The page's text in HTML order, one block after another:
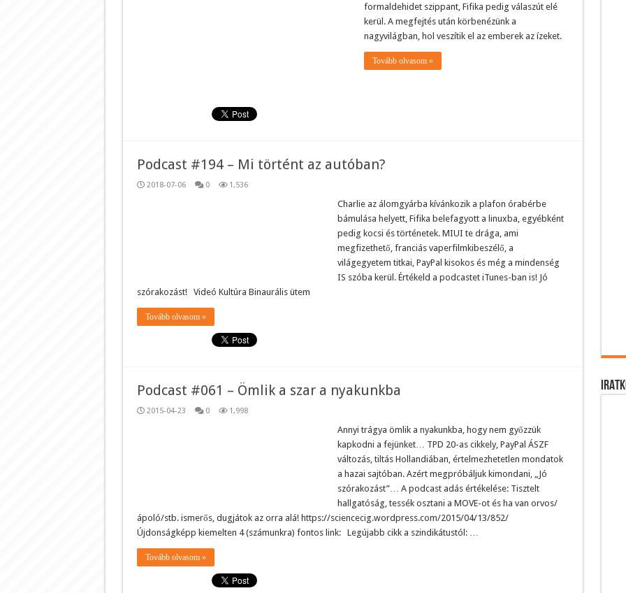
formaldehidet szippant, Fifika pedig válaszút elé
kerül. A megfejtés után körbenézünk a
nagyvilágban, hol veszítik el az emberek az ízeket.
Tovább olvasom »
Podcast #194 – Mi történt az autóban?
2018-07-06 0 1,536
Charlie az álomgyárba kívánkozik a plafon órabérbe
bámulása helyett, Fifika belefagyott a linuxba, egyébként
pedig kocsi és történetek. MIUI te drága, ami
megfizethető, franciás vaperfilmkibeszélő, a
világegyetem titkai, PayPal kisokos és még a mindenség
IS szóba kerül. Értékeld a podcastet iTunes-ban is! Jó
szórakozást! Videó Kultúra Binaurális ütem
Tovább olvasom »
Podcast #061 – Ömlik a szar a nyakunkba
2015-04-23 0 1,998
Annyi trágya ömlik a nyakunkba, hogy nem győzzük
kapkodni a fejünket… TPD 20-as cikkely, PayPal ÁSZF
változás, tiltás Hollandiában, értelmezhetetlen mondatok
a hazai sajtóban. Azért megpróbáljuk kimondani, „Jó
szórakozást”… A podcast adás értékelése: Tisztelt
hallgatóság, tessék osztani a MOVE-ot és ha van orvos/
ápoló/stb. ismerős, dugjátok az orra alá! https://sciencecig.wordpress.com/2015/04/13/852/
Újdonságképp kiemelten 4 (számunkra) fontos link: Legújabb cikk a szindikátustól: …
Tovább olvasom »